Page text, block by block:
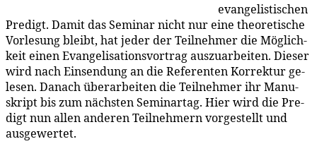
evan­ge­lis­ti­schen
Pre­digt. Da­mit das Se­mi­nar nicht nur ei­ne theo­re­ti­sche
Vor­le­sung bleibt, hat je­der der Teil­neh­mer die Mög­lich­
keit ei­nen Evan­ge­li­sa­ti­ons­vor­trag aus­zu­ar­bei­ten. Die­ser
wird nach Ein­sen­dung an die Re­fe­ren­ten Kor­rek­tur ge­
le­sen. Da­nach über­ar­bei­ten die Teil­neh­mer ihr Ma­nu­
skript bis zum nächs­ten Se­mi­nar­tag. Hier wird die Pre­
digt nun al­len an­de­ren Teil­neh­mern vor­ge­stellt und
ausgewertet.